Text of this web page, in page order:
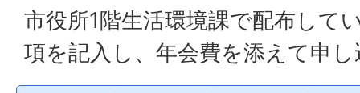
市役所1階生活環境課で配布して
項を記入し、年会費を添えて申